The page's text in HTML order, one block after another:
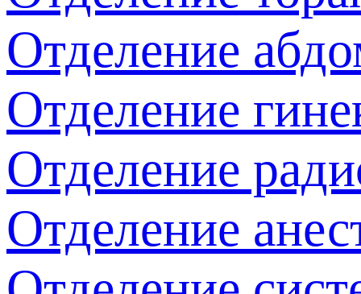
Отделение
Отделение
Отделение
Отделение